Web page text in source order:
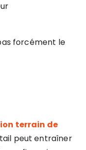
forcément le
terrain de
peut entraîner